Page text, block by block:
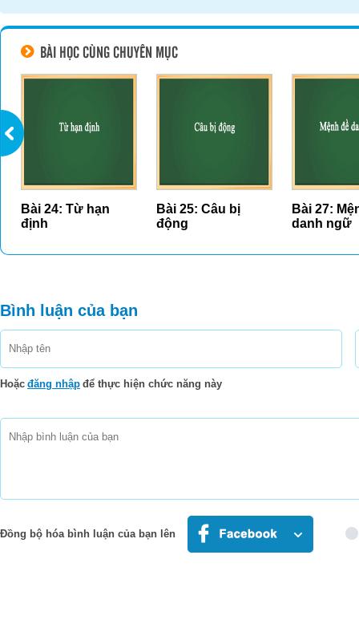
BÀI HỌC CÙNG CHUYÊN MỤC
Bài 25: Câu bị
động
Bài 27: Mệnh đề
danh ngữ
Bài 28:
tính ngữ/
Bình luận của bạn
Hoặc đăng nhập để thực hiện chức năng này
Đồng bộ hóa bình luận của bạn lên